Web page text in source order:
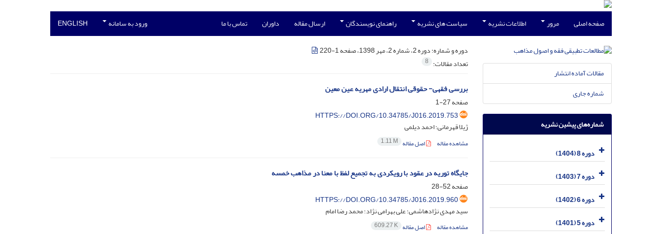
صفحه اصلی مرور اطلاعات نشریه سیاست های نشریه راهنمای نویسندگان ارسال مقاله داوران تماس با ما ورود به سامانه ENGLISH
دوره و شماره:دوره 2، شماره 2، مهر 1398، صفحه 1-220
تعداد مقالات: 8
بررسی فقهی- حقوقی انتقال ارادی مهریه عین معین
صفحه27-1
HTTPS://DOI.ORG/10.34785/J016.2019.753
ژیلا قهرمانی؛ احمد دیلمی
مشاهده مقاله اصل مقاله 1.11 M
جایگاه توریه در عقود با رویکردی به تجمیع لفظ با معنا در مذاهب خمسه
صفحه52-28
HTTPS://DOI.ORG/10.34785/J016.2019.960
سید مهدی نژادهاشمی؛ علی بهرامی نژاد؛ محمد رضا امام
مشاهده مقاله اصل مقاله 609.27 K
مقالات آماده انتشار
شماره جاری
شماره‌های پیشین نشریه
دوره 8 (1404)
دوره 7 (1403)
دوره 6 (1402)
دوره 5 (1401)